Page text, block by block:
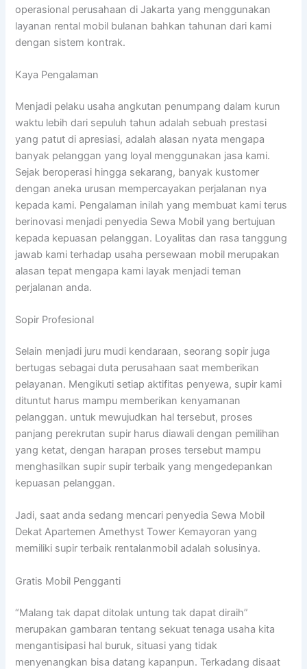
operasional perusahaan di Jakarta yang menggunakan
layanan rental mobil bulanan bahkan tahunan dari kami
dengan sistem kontrak.
Kaya Pengalaman
Menjadi pelaku usaha angkutan penumpang dalam kurun
waktu lebih dari sepuluh tahun adalah sebuah prestasi
yang patut di apresiasi, adalah alasan nyata mengapa
banyak pelanggan yang loyal menggunakan jasa kami.
Sejak beroperasi hingga sekarang, banyak kustomer
dengan aneka urusan mempercayakan perjalanan nya
kepada kami. Pengalaman inilah yang membuat kami terus
berinovasi menjadi penyedia Sewa Mobil yang bertujuan
kepada kepuasan pelanggan. Loyalitas dan rasa tanggung
jawab kami terhadap usaha persewaan mobil merupakan
alasan tepat mengapa kami layak menjadi teman
perjalanan anda.
Sopir Profesional
Selain menjadi juru mudi kendaraan, seorang sopir juga
bertugas sebagai duta perusahaan saat memberikan
pelayanan. Mengikuti setiap aktifitas penyewa, supir kami
dituntut harus mampu memberikan kenyamanan
pelanggan. untuk mewujudkan hal tersebut, proses
panjang perekrutan supir harus diawali dengan pemilihan
yang ketat, dengan harapan proses tersebut mampu
menghasilkan supir supir terbaik yang mengedepankan
kepuasan pelanggan.
Jadi, saat anda sedang mencari penyedia Sewa Mobil
Dekat Apartemen Amethyst Tower Kemayoran yang
memiliki supir terbaik rentalanmobil adalah solusinya.
Gratis Mobil Pengganti
“Malang tak dapat ditolak untung tak dapat diraih”
merupakan gambaran tentang sekuat tenaga usaha kita
mengantisipasi hal buruk, situasi yang tidak
menyenangkan bisa datang kapanpun. Terkadang disaat